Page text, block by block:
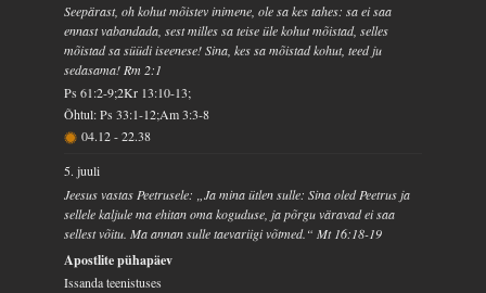
Seepärast, oh kohut mõistev inimene, ole sa kes tahes: sa ei saa
ennast vabandada, sest milles sa teise üle kohut mõistad, selles
mõistad sa süüdi iseenese! Sina, kes sa mõistad kohut, teed ju
sedasama! Rm 2:1
Ps 61:2-9;2Kr 13:10-13;
Õhtul: Ps 33:1-12;Am 3:3-8
04.12-22.38
5. juuli
Jeesus vastas Peetrusele: „Ja mina ütlen sulle: Sina oled Peetrus ja
sellele kaljule ma ehitan oma koguduse, ja põrgu väravad ei saa
sellest võitu. Ma annan sulle taevariigi võtmed.“ Mt 16:18-19
Apostlite pühapäev
Issanda teenistuses